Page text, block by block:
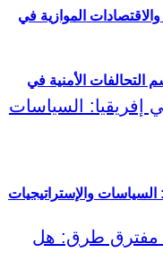
التحالفات الأمنية في
الموازية في
السياسات والإستراتيجيات